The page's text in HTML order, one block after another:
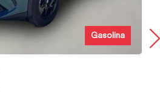
Gasolina